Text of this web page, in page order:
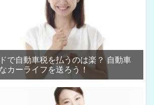
で自動車税を払うのは楽？ 自動車
カーライフを送ろう！